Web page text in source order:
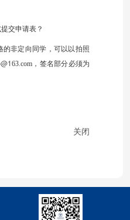
交申请表？
非定向同学，可以以拍照
63.com ，签名部分必须为
关闭